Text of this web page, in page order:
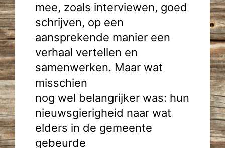
mee, zoals interviewen, goed
schrijven, op een
aansprekende manier een
verhaal vertellen en
samenwerken. Maar wat
misschien
nog wel belangrijker was: hun
nieuwsgierigheid naar wat
elders in de gemeente
gebeurde